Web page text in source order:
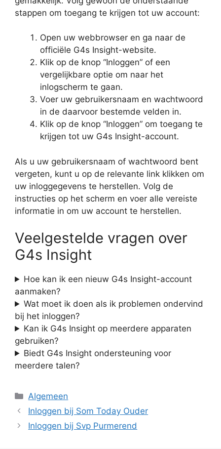
stappen om toegang te krijgen tot uw account:
Open uw webbrowser en ga naar de
officiële G4s Insight-website.
Klik op de knop “Inloggen” of een
vergelijkbare optie om naar het
inlogscherm te gaan.
Voer uw gebruikersnaam en wachtwoord
in de daarvoor bestemde velden in.
Klik op de knop “Inloggen” om toegang te
krijgen tot uw G4s Insight-account.
Als u uw gebruikersnaam of wachtwoord bent
vergeten, kunt u op de relevante link klikken om
uw inloggegevens te herstellen. Volg de
instructies op het scherm en voer alle vereiste
informatie in om uw account te herstellen.
Veelgestelde vragen over
G4s Insight
Hoe kan ik een nieuw G4s Insight-account
aanmaken?
Wat moet ik doen als ik problemen ondervind
bij het inloggen?
Kan ik G4s Insight op meerdere apparaten
gebruiken?
Biedt G4s Insight ondersteuning voor
meerdere talen?
Categorieën
Algemeen
Inloggen bij Som Today Ouder
Inloggen bij Svp Purmerend